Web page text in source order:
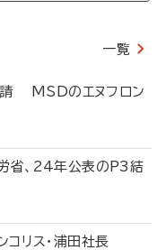
一覧
請 MSDのエヌフロン
省、24年公表のP3結
リス・浦田社長